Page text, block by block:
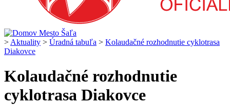
> Aktuality > Úradná tabuľa > Kolaudačné rozhodnutie cyklotrasa
Diakovce
Kolaudačné rozhodnutie
cyklotrasa Diakovce